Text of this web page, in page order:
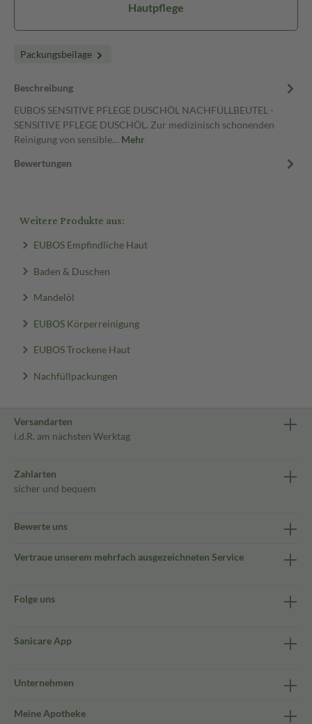
Hautpflege
Packungsbeilage
Beschreibung
EUBOS SENSITIVE PFLEGE DUSCHÖL NACHFÜLLBEUTEL -
SENSITIVE PFLEGE DUSCHÖL. Zur medizinisch schonenden
Reinigung von sensible… Mehr
Bewertungen
Weitere Produkte aus:
EUBOS Empfindliche Haut
Baden & Duschen
Mandelöl
EUBOS Körperreinigung
EUBOS Trockene Haut
Nachfüllpackungen
Versandarten
i.d.R. am nächsten Werktag
Zahlarten
sicher und bequem
Bewerte uns
Vertraue unserem mehrfach ausgezeichneten Service
Folge uns
Sanicare App
Unternehmen
Meine Apotheke